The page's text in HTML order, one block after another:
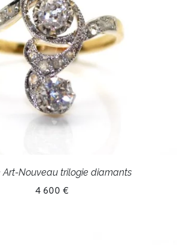
Art-Nouveau trilogie diamants
4 600 €